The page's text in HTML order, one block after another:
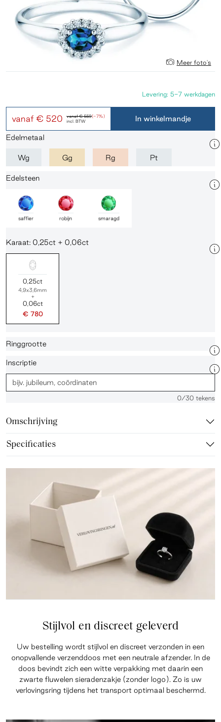
Meer foto's
vanaf€ 559(-7%)
vanaf € 520 incl. BTW
Levering: 5-7 werkdagen
In winkelmandje
Edelmetaal
Wg Gg Rg Pt
Edelsteen
saffier robijn smaragd
Karaat: 0,25ct + 0,06ct
0,25ct
4,9x3,6mm
+
0,06ct
€ 780
Ringgrootte
Inscriptie
0/30 tekens
Omschrijving
Specificaties
Stijlvol en discreet geleverd
Uw bestelling wordt stijlvol en discreet verzonden in een
onopvallende verzenddoos met een neutrale afzender. In de
doos bevindt zich een witte verpakking met daarin een
zwarte fluwelen sieradenzakje (zonder logo). Zo is uw
verlovingsring tijdens het transport optimaal beschermd.